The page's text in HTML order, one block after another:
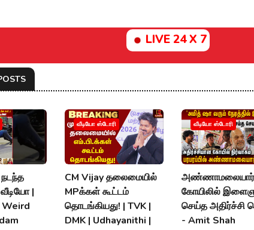
LIVE 24 X 7
|
Weird
வீடியோ ஸ்டோரி
CM Vijay தலைமையில்
MPக்கள் கூட்டம்
தொடங்கியது! | TVK |
DMK | Udhayanithi |
வீடியோ ஸ்டோரி
அண்ணாமலையார்
கோயிலில்
செய்த அதிர்ச்சி
- Amit Shah